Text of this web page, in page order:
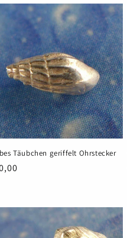
Täubchen geriffelt Ohrstecker